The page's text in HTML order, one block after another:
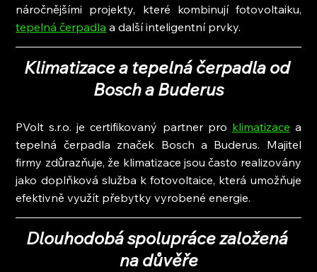
tepelná čerpadla a další inteligentní prvky.
Klimatizace a tepelná čerpadla od
Bosch a Buderus
PVolt s.r.o. je certifikovaný partner pro klimatizace a
tepelná čerpadla značek Bosch a Buderus. Majitel
firmy zdůrazňuje, že klimatizace jsou často realizovány
jako doplňková služba k fotovoltaice, která umožňuje
efektivně využít přebytky vyrobené energie.
Dlouhodobá spolupráce založená
na důvěře